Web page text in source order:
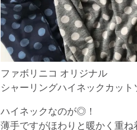
ファボリニコ オリジナル
シャーリングハイネックカッ
ハイネックなのが◎！
薄手ですがほわりと暖かく重ね